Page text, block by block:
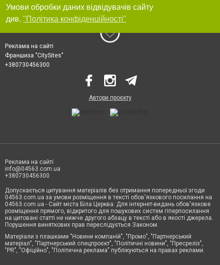
Умови обробки даних відвідувачів сайту
див. "Політика конфіденційності"
Реклама на сайті
Франшиза "CitySites"
+380730456300
Автори проєкту
Реклама на сайті
info@04563.com.ua
+380730456300
Допускається цитування матеріалів без отримання попередньої згоди
04563.com.ua за умови розміщення в тексті обов'язкового посилання на
04563.com.ua - Сайт міста Біла Церква. Для інтернет-видань обов'язкове
розміщення прямого, відкритого для пошукових систем гіперпосилання
на цитовані статті не нижче другого абзацу в тексті або в якості джерела.
Порушення виняткових прав переслідується Законом.
Матеріали з плашками "Новини компаній", "Промо", "Партнерський
матеріал", "Партнерський спецпроєкт", "Політичні новини", "Пресреліз",
"PR", "Офіційно", "Політична реклама" публікуються на правах реклами.